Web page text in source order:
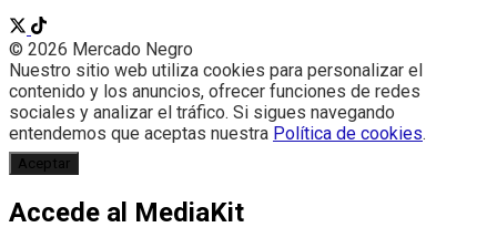
© 2026 Mercado Negro
Nuestro sitio web utiliza cookies para personalizar el
contenido y los anuncios, ofrecer funciones de redes
sociales y analizar el tráfico. Si sigues navegando
entendemos que aceptas nuestra Política de cookies.
Aceptar
Accede al MediaKit